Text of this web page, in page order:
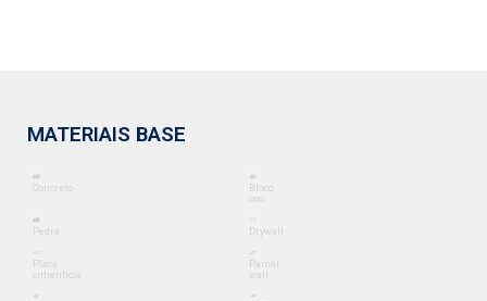
MATERIAIS BASE
Concreto
Bloco
oco
Pedra Drywall
Placa
cimentícia
Painel
wall